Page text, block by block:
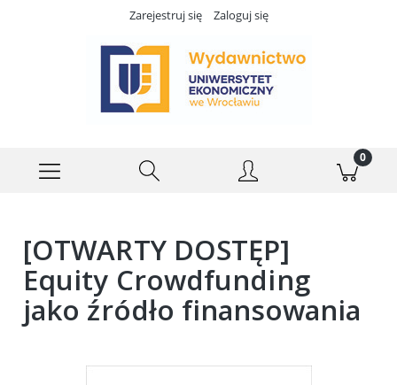
Zarejestruj się Zaloguj się
[OTWARTY DOSTĘP]
Equity Crowdfunding
jako źródło finansowania